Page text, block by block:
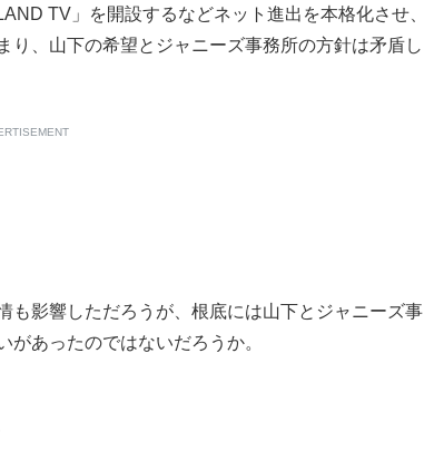
TV」を開設するなどネット進出を本格化させ、
、山下の希望とジャニーズ事務所の方針は矛盾し
影響しただろうが、根底には山下とジャニーズ事
あったのではないだろうか。